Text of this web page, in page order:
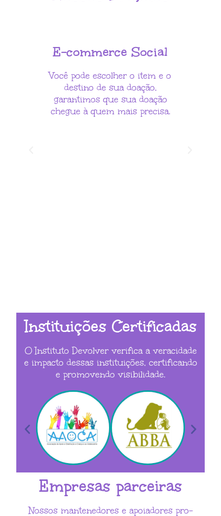
E-commerce Social
Você pode escolher o item e o
destino de sua doação,
garantimos que sua doação
chegue à quem mais precisa.
Instituições Certificadas
O Instituto Devolver verifica a veracidade
e impacto dessas instituições, certificando
e promovendo visibilidade.
Empresas parceiras
Nossos mantenedores e apoiadores pro-